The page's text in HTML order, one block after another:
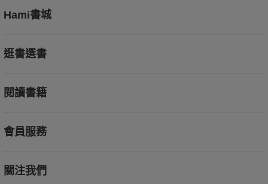
Hami書城
逛書選書
閱讀書籍
會員服務
關注我們